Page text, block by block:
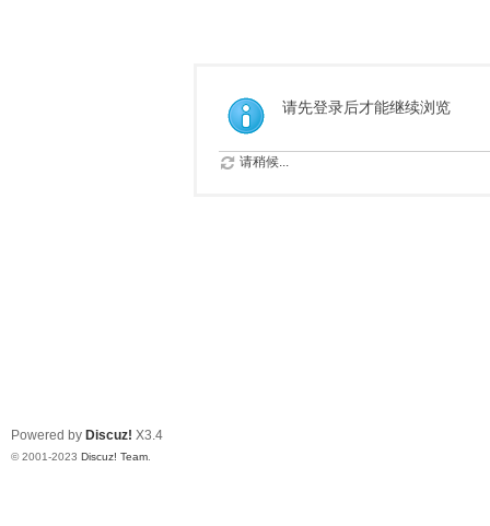
索
请先登录后才能继续浏览
请稍候...
Powered by Discuz! X3.4
© 2001-2023 Discuz! Team